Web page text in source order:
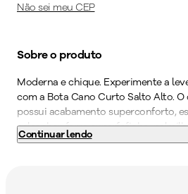
Não sei meu CEP
Sobre o produto
Moderna e chique. Experimente a
com a Bota Cano Curto Salto Alto. O
possui acabamento superconforto,
calcanhar, forro superfofinho,
solado superaderente tornando-o
Continuar lendo